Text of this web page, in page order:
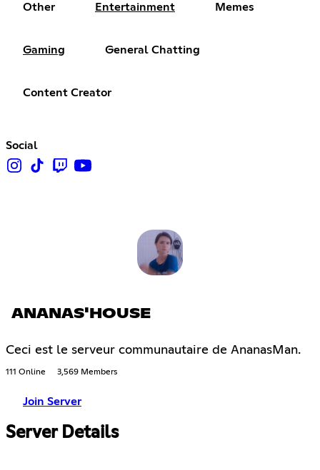
Other Entertainment Memes
Gaming General Chatting
Content Creator
Social
ANANAS'HOUSE
Ceci est le serveur communautaire de AnanasMan.
111 Online 3,569 Members
Join Server
Server Details